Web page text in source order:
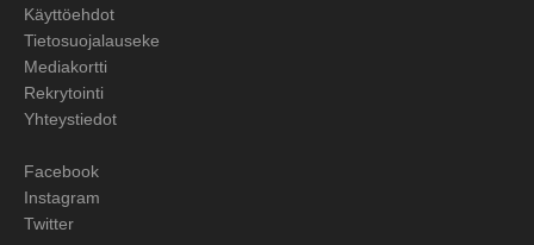
Käyttöehdot
Tietosuojalauseke
Mediakortti
Rekrytointi
Yhteystiedot
Facebook
Instagram
Twitter